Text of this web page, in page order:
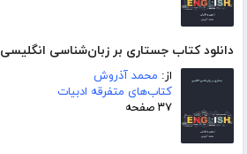
دانلود کتاب جستاری بر زبان‌شناسی انگلیسی
از: محمد آذروش
کتاب‌های متفرقه ادبیات
۳۷ صفحه